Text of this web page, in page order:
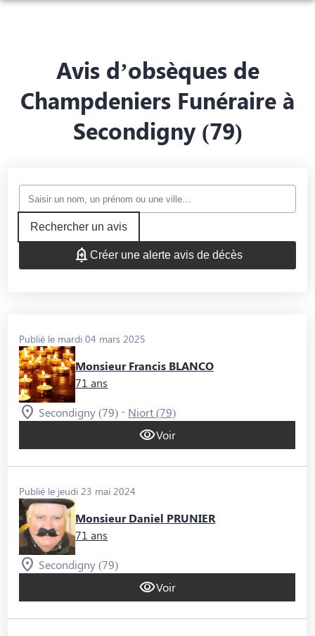
MONUMENTS FUNÉRAIRES
NOTRE AGENCE
NOTRE CHAMBRE FUNERAIRE
SERVICES AUX FAMILLES
Avis d’obsèques de
Champdeniers Funéraire à
Secondigny (79)
Rechercher un avis
Créer une alerte avis de décès
Publié le mardi 04 mars 2025
Monsieur Francis BLANCO
71 ans
Secondigny (79) - Niort (79)
Voir
Publié le jeudi 23 mai 2024
Monsieur Daniel PRUNIER
71 ans
Secondigny (79)
Voir